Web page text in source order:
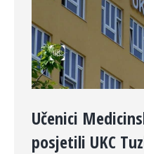
Učenici
posjetili UKC